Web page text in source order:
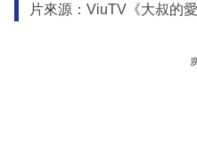
片來源：ViuTV《大叔的愛